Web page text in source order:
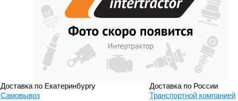
Доставка по Екатеринбургу
Самовывоз
Доставка по России
Транспортной компанией